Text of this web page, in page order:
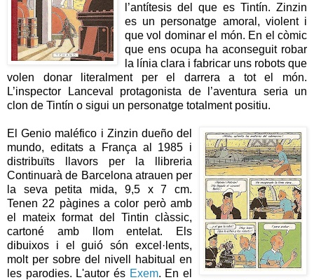
l’antítesis del que es Tintín. Zinzin
es un personatge amoral, violent i
que vol dominar el món. En el còmic
que ens ocupa ha aconseguit robar
la línia clara i fabricar uns robots que
volen donar literalment per el darrera a tot el món.
L’inspector Lanceval protagonista de l’aventura seria un
clon de Tintín o sigui un personatge totalment positiu.
El Genio maléfico i Zinzin dueño del
mundo, editats a França al 1985 i
distribuïts llavors per la llibreria
Continuarà de Barcelona atrauen per
la seva petita mida, 9,5 x 7 cm.
Tenen 22 pàgines a color però amb
el mateix format del Tintin clàssic,
cartoné amb llom entelat. Els
dibuixos i el guió són excel·lents,
molt per sobre del nivell habitual en
les parodies. L'autor és Exem. En el